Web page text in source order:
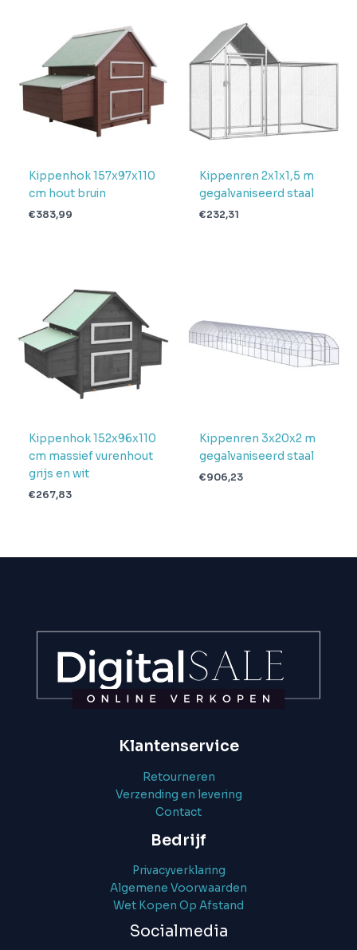
Aantal
pakketten in
levering
Verwachte
levertijd
4 + 1 dag
Kippenhok 157x97x110
cm hout bruin
€383,99
Kippenren 2x1x1,5 m
gegalvaniseerd staal
€232,31
Kippenhok 152x96x110
cm massief vurenhout
grijs en wit
€267,83
Kippenren 3x20x2 m
gegalvaniseerd staal
€906,23
Klantenservice
Retourneren
Verzending en levering
Contact
Bedrijf
Privacyverklaring
Algemene Voorwaarden
Wet Kopen Op Afstand
Socialmedia